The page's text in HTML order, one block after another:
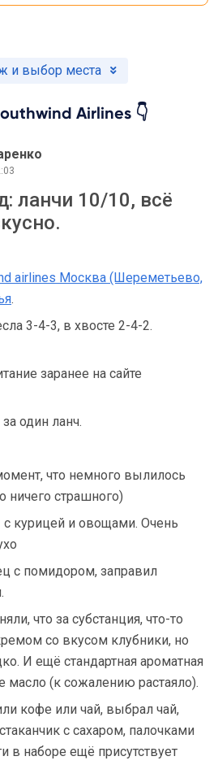
и выбор места
Airlines 👇
ланчи 10/10, всё
airlines Москва (Шереметьево,
.
3-4-3, в хвосте 2-4-2.
заранее на сайте
один ланч.
что немного вылилось
ничего страшного)
курицей и овощами. Очень
с помидором, заправил
что за субстанция, что-то
со вкусом клубники, но
И ещё стандартная ароматная
масло (к сожалению растаяло).
кофе или чай, выбрал чай,
с сахаром, палочками
в наборе ещё присутствует